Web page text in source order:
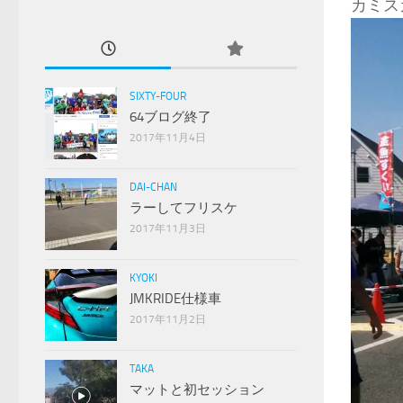
カミ
SIXTY-FOUR
64ブログ終了
2017年11月4日
DAI-CHAN
ラーしてフリスケ
2017年11月3日
KYOKI
JMKRIDE仕様車
2017年11月2日
TAKA
マットと初セッション